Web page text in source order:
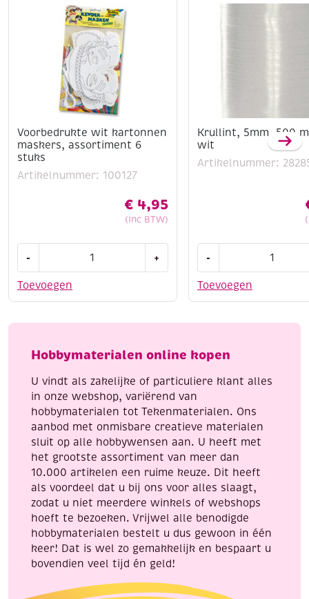
Voorbedrukte wit kartonnen
maskers, assortiment 6
stuks
Artikelnummer: 100127
€ 4,95
(Inc BTW)
Toevoegen
-
kartonnen
6
aantal
+
Krullint, 5mm, 500
wit
Artikelnummer:
Toevoegen
-
500
aantal
Hobbymaterialen online kopen
U vindt als zakelijke of particuliere klant alles
in onze webshop, variërend van
hobbymaterialen tot Tekenmaterialen. Ons
aanbod met onmisbare creatieve materialen
sluit op alle hobbywensen aan. U heeft met
het grootste assortiment van meer dan
10.000 artikelen een ruime keuze. Dit heeft
als voordeel dat u bij ons voor alles slaagt,
zodat u niet meerdere winkels of webshops
hoeft te bezoeken. Vrijwel alle benodigde
hobbymaterialen bestelt u dus gewoon in één
keer! Dat is wel zo gemakkelijk en bespaart u
bovendien veel tijd én geld!